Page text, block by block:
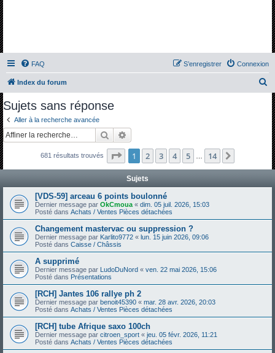
FAQ Connexion
S’enregistrer
Index du forum
c
Sujets sans réponse
Aller à la recherche avancée
Rechercher
681 résultats trouvés Page 1sur14
1 2 3 4 5 14
Sujets
[VDS-59] arceau 6 points boulonné
Dernier message par OkCmoua « dim. 05 juil. 2026, 15:03
Posté dans Achats / Ventes Pièces détachées
Changement mastervac ou suppression ?
Dernier message par Karlito9772 « lun. 15 juin 2026, 09:06
Posté dans Caisse / Châssis
A supprimé
Dernier message par LudoDuNord « ven. 22 mai 2026, 15:06
Posté dans Présentations
[RCH] Jantes 106 rallye ph 2
Dernier message par benoit45390 « mar. 28 avr. 2026, 20:03
Posté dans Achats / Ventes Pièces détachées
[RCH] tube Afrique saxo 100ch
Dernier message par citroen_sport « jeu. 05 févr. 2026, 11:21
Posté dans Achats / Ventes Pièces détachées